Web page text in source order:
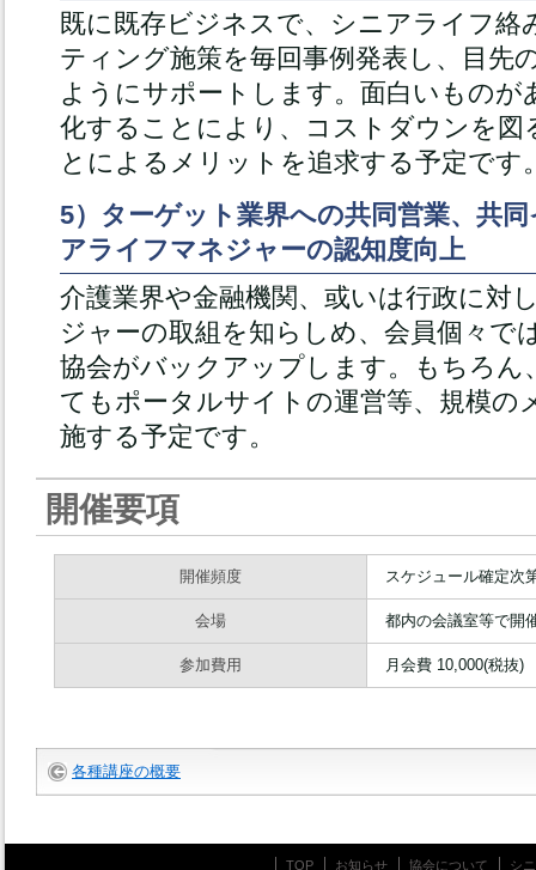
既に既存ビジネスで、シニアライフ絡
ティング施策を毎回事例発表し、目先
ようにサポートします。面白いものが
化することにより、コストダウンを図
とによるメリットを追求する予定です
5）ターゲット業界への共同営業、共
アライフマネジャーの認知度向上
介護業界や金融機関、或いは行政に対
ジャーの取組を知らしめ、会員個々で
協会がバックアップします。もちろ
てもポータルサイトの運営等、規模の
施する予定です。
開催要項
開催頻度 スケジュール確定次
会場 都内の会議室等で開
参加費用 月会費 10,000(税抜)
各種講座の概要
TOP お知らせ 協会について シ